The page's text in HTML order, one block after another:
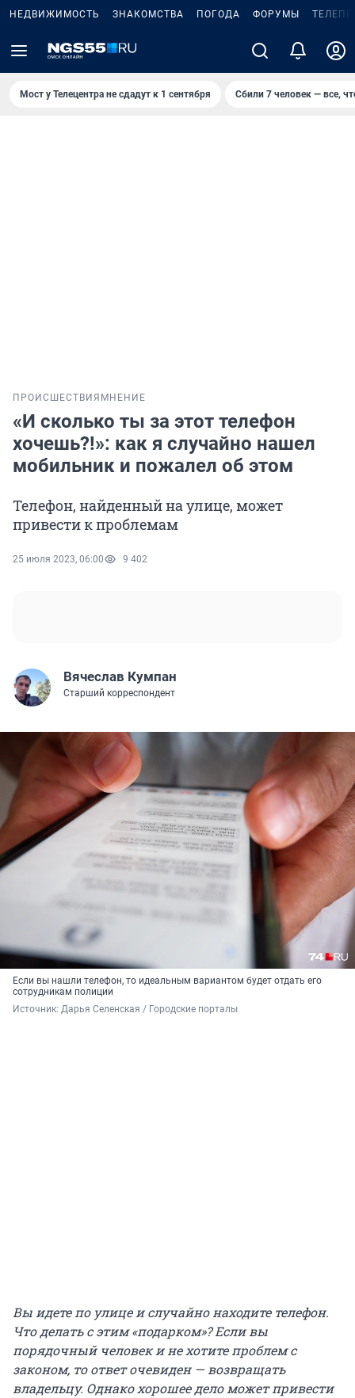
НЕДВИЖИМОСТЬ ЗНАКОМСТВА ПОГОДА ФОРУМЫ
Мост у Телецентра не сдадут к 1 сентября Сбили 7 человек — все,
ПРОИСШЕСТВИЯ МНЕНИЕ
«И сколько ты за этот телефон
хочешь?!»: как я случайно нашел
мобильник и пожалел об этом
Телефон, найденный на улице, может
привести к проблемам
25 июля 2023, 06:00 9 402
Вячеслав Кумпан
Старший корреспондент
Если вы нашли телефон, то идеальным вариантом будет отдать его
сотрудникам полиции
Источник: Дарья Селенская / Городские порталы
Вы идете по улице и случайно находите телефон.
Что делать с этим «подарком»? Если вы
порядочный человек и не хотите проблем с
законом, то ответ очевиден — возвращать
владельцу. Однако хорошее дело может привести